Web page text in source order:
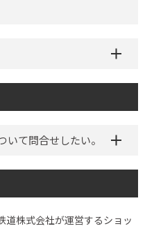
て問合せしたい。
道株式会社が運営するショッ